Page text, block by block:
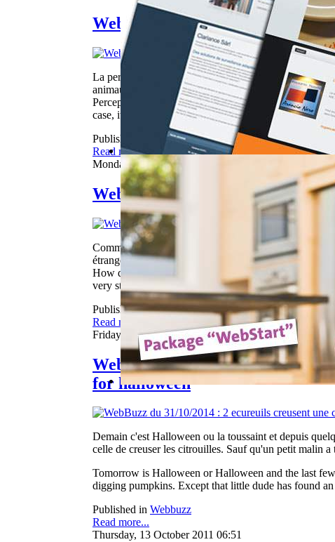
WebBuzz du 05/10/2012
La perception et la compréhension de son image
animaux face à un mirroir. Certains vont réagir
Perception and understanding of its image reflected
case, it does not leave you indifferent ...
Published in
Webbuzz
Read more...
Monday, 14 November 2011 08:38
WebBuzz du 14/11/2011
Comment faites-vous une caméra pour chien?
étrange de notre ami poilu.
How do you make a doggie cam? Simple. Just
very strange view of our furry friend.
Published in Webbuzz
Read more...
Friday, 31 October 2014 06:50
WebBuzz du 31/10/2014 : 2
for halloween
Demain c'est Halloween ou la toussaint et depuis
celle de creuser les citrouilles. Sauf qu'un petit malin
Tomorrow is Halloween or Halloween and the last
digging pumpkins. Except that little dude has found
Published in Webbuzz
Read more...
Thursday, 13 October 2011 06:51